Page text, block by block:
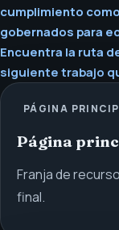
cumplimiento
gobernados para
Encuentra la ruta
siguiente trabajo
PÁGINA
Página
Franja de
final.